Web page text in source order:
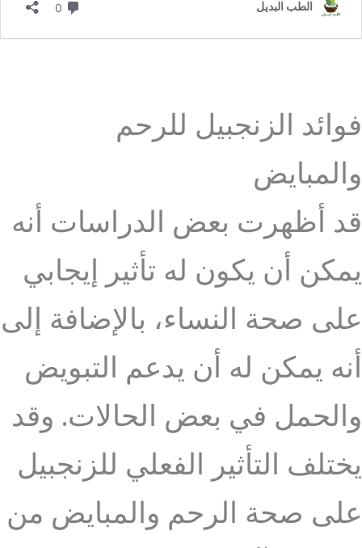
فوائد الزنجبيل للرحم
والمبايض
قد أظهرت بعض الدراسات أنه
يمكن أن يكون له تأثير إيجابي
على صحة النساء، بالإضافة إلى
أنه يمكن له أن يدعم التبويض
والحمل في بعض الحالات. وقد
يختلف التأثير الفعلي للزنجبيل
على صحة الرحم والمبايض من